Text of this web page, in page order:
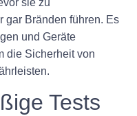
gar Bränden führen. Es
und Geräte
die Sicherheit von
Tests